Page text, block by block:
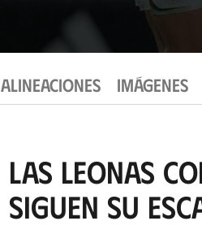
ALINEACIONES IMÁGENES
Las leonas
siguen su